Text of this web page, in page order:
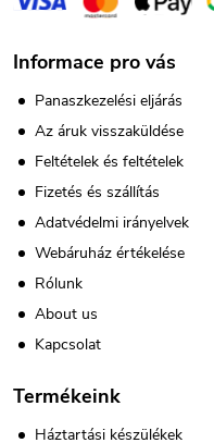
Informace pro vás
Panaszkezelési eljárás
Az áruk visszaküldése
Feltételek és feltételek
Fizetés és szállítás
Adatvédelmi irányelvek
Webáruház értékelése
Rólunk
About us
Kapcsolat
Termékeink
Háztartási készülékek